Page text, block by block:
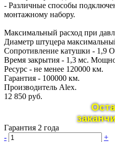
- Различные способы
монтажному набору.
Maксимальный расход при
Диаметр штуцера
Сопротивление катушки - 1,9
Время закрытия - 1,3 мс.
Ресурс - не менее 120000 км.
Гарантия - 100000 км.
Производитель Alex.
12 850 руб.
Гарантия 2 года
-
+